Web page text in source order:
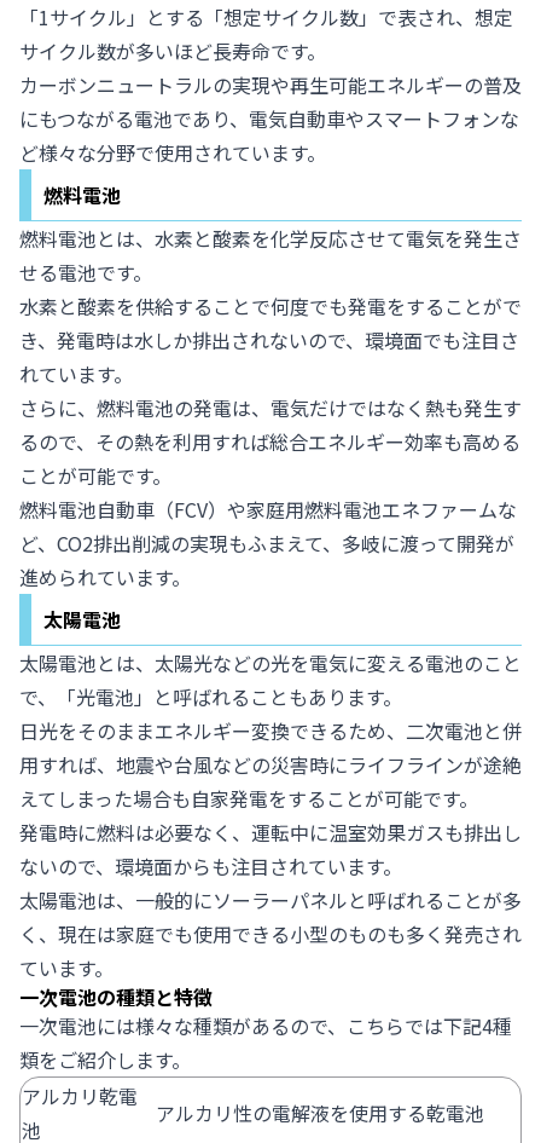
「1サイクル」とする「想定サイクル数」で表され、想定
サイクル数が多いほど長寿命です。
カーボンニュートラルの実現や再生可能エネルギーの普及
にもつながる電池であり、電気自動車やスマートフォンな
ど様々な分野で使用されています。
燃料電池
燃料電池とは、水素と酸素を化学反応させて電気を発生さ
せる電池です。
水素と酸素を供給することで何度でも発電をすることがで
き、発電時は水しか排出されないので、環境面でも注目さ
れています。
さらに、燃料電池の発電は、電気だけではなく熱も発生す
るので、その熱を利用すれば総合エネルギー効率も高める
ことが可能です。
燃料電池自動車（FCV）や家庭用燃料電池エネファームな
ど、CO2排出削減の実現もふまえて、多岐に渡って開発が
進められています。
太陽電池
太陽電池とは、太陽光などの光を電気に変える電池のこと
で、「光電池」と呼ばれることもあります。
日光をそのままエネルギー変換できるため、二次電池と併
用すれば、地震や台風などの災害時にライフラインが途絶
えてしまった場合も自家発電をすることが可能です。
発電時に燃料は必要なく、運転中に温室効果ガスも排出し
ないので、環境面からも注目されています。
太陽電池は、一般的にソーラーパネルと呼ばれることが多
く、現在は家庭でも使用できる小型のものも多く発売され
ています。
一次電池の種類と特徴
一次電池には様々な種類があるので、こちらでは下記4種
類をご紹介します。
アルカリ乾電
池
アルカリ性の電解液を使用する乾電池